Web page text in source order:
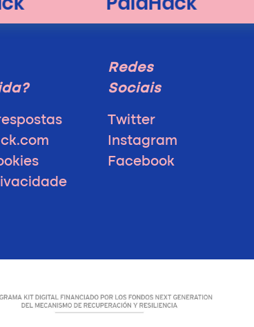
Redes
Sociais
Twitter
Instagram
Facebook